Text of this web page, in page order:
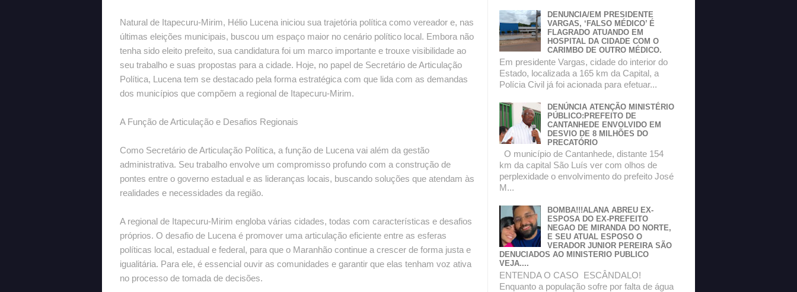
Natural de Itapecuru-Mirim, Hélio Lucena iniciou sua trajetória política como vereador e, nas
últimas eleições municipais, buscou um espaço maior no cenário político local. Embora não
tenha sido eleito prefeito, sua candidatura foi um marco importante e trouxe visibilidade ao
seu trabalho e suas propostas para a cidade. Hoje, no papel de Secretário de Articulação
Política, Lucena tem se destacado pela forma estratégica com que lida com as demandas
dos municípios que compõem a regional de Itapecuru-Mirim.
A Função de Articulação e Desafios Regionais
Como Secretário de Articulação Política, a função de Lucena vai além da gestão
administrativa. Seu trabalho envolve um compromisso profundo com a construção de
pontes entre o governo estadual e as lideranças locais, buscando soluções que atendam às
realidades e necessidades da região.
A regional de Itapecuru-Mirim engloba várias cidades, todas com características e desafios
próprios. O desafio de Lucena é promover uma articulação eficiente entre as esferas
políticas local, estadual e federal, para que o Maranhão continue a crescer de forma justa e
igualitária. Para ele, é essencial ouvir as comunidades e garantir que elas tenham voz ativa
no processo de tomada de decisões.
DENUNCIA/EM PRESIDENTE
VARGAS, ‘FALSO MÉDICO’ É
FLAGRADO ATUANDO EM
HOSPITAL DA CIDADE COM O
CARIMBO DE OUTRO MÉDICO.
Em presidente Vargas, cidade do interior do
Estado, localizada a 165 km da Capital, a
Polícia Civil já foi acionada para efetuar...
DENÚNCIA ATENÇÃO MINISTÉRIO
PÚBLICO:PREFEITO DE
CANTANHEDE ENVOLVIDO EM
DESVIO DE 8 MILHÕES DO
PRECATÓRIO
O município de Cantanhede, distante 154
km da capital São Luís ver com olhos de
perplexidade o envolvimento do prefeito José
M...
BOMBA!!!ALANA ABREU EX-
ESPOSA DO EX-PREFEITO
NEGAO DE MIRANDA DO NORTE,
E SEU ATUAL ESPOSO O
VERADOR JUNIOR PEREIRA SÃO
DENUCIADOS AO MINISTERIO PUBLICO
VEJA....
ENTENDA O CASO ESCÂNDALO!
Enquanto a população sofre por falta de água